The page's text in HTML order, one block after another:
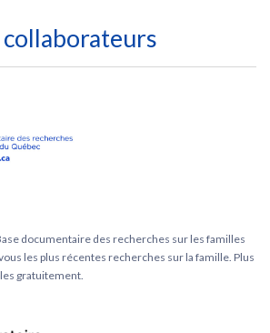
documentaire des recherches sur les familles
les plus récentes recherches sur la famille. Plus
gratuitement.